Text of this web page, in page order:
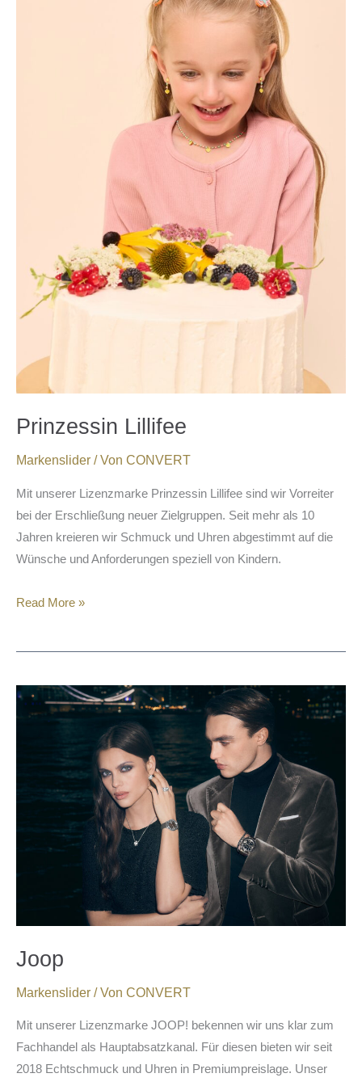
Prinzessin Lillifee
Markenslider / Von CONVERT
Mit unserer Lizenzmarke Prinzessin Lillifee sind wir Vorreiter
bei der Erschließung neuer Zielgruppen. Seit mehr als 10
Jahren kreieren wir Schmuck und Uhren abgestimmt auf die
Wünsche und Anforderungen speziell von Kindern.
Read More »
Joop
Markenslider / Von CONVERT
Mit unserer Lizenzmarke JOOP! bekennen wir uns klar zum
Fachhandel als Hauptabsatzkanal. Für diesen bieten wir seit
2018 Echtschmuck und Uhren in Premiumpreislage. Unser
Joop